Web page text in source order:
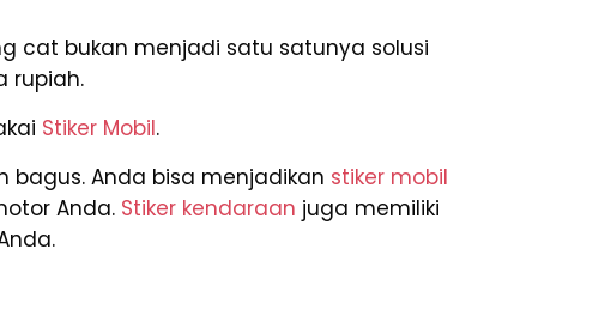
cat bukan menjadi satu satunya solusi
rupiah.
Stiker Mobil.
bagus. Anda bisa menjadikan stiker mobil
Anda. Stiker kendaraan juga memiliki